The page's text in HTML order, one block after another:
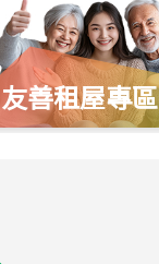
友善租屋專區